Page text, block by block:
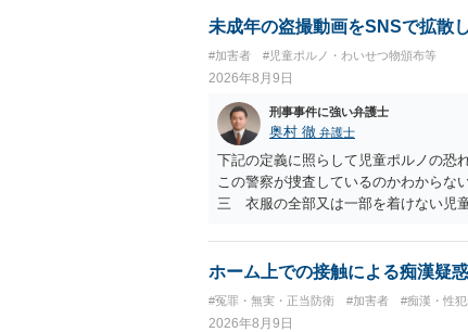
未成年の盗撮動画をSNSで拡散
#加害者 #児童ポルノ・わいせつ物頒布等
2026年8月9日
刑事事件に強い弁護士
奥村 徹 弁護士
下記の定義に照らして児童ポルノの恐
この警察が捜査しているのかわからな
三 衣服の全部又は一部を着けない児
又は刺激するもの
ホーム上での接触による痴漢疑
#冤罪・無実・正当防衛 #加害者 #痴漢・性犯
2026年8月9日